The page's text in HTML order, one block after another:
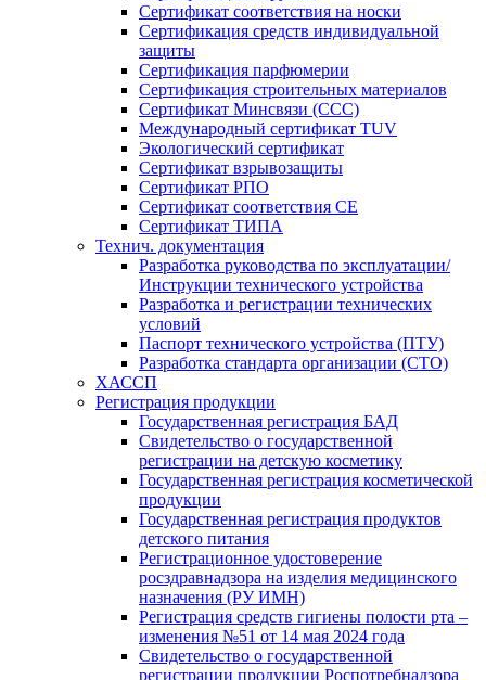
Сертификат соответствия на носки
Сертификация средств индивидуальной
защиты
Сертификация парфюмерии
Сертификация строительных материалов
Сертификат Минсвязи (ССС)
Международный сертификат TUV
Экологический сертификат
Сертификат взрывозащиты
Сертификат РПО
Сертификат соответствия CE
Сертификат ТИПА
Технич. документация
Разработка руководства по эксплуатации/
Инструкции технического устройства
Разработка и регистрации технических
условий
Паспорт технического устройства (ПТУ)
Разработка стандарта организации (СТО)
ХАССП
Регистрация продукции
Государственная регистрация БАД
Свидетельство о государственной
регистрации на детскую косметику
Государственная регистрация косметической
продукции
Государственная регистрация продуктов
детского питания
Регистрационное удостоверение
росздравнадзора на изделия медицинского
назначения (РУ ИМН)
Регистрация средств гигиены полости рта –
изменения №51 от 14 мая 2024 года
Свидетельство о государственной
регистрации продукции Роспотребнадзора